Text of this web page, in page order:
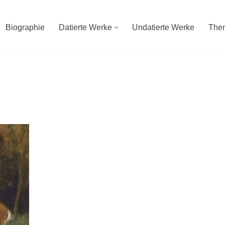
Biographie Datierte Werke Undatierte Werke